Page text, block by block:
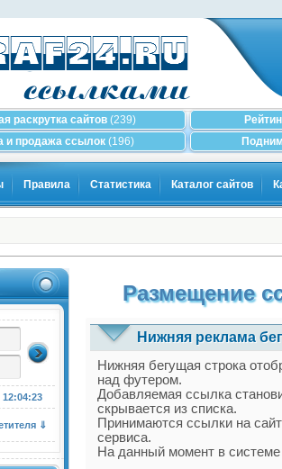
раскрутка сайтов (239)
и продажа ссылок (196)
Правила Статистика Каталог сайтов
12:04:23
⇓
Размещение
Нижняя реклама
Нижняя бегущая строка
над футером.
Добавляемая ссылка
скрывается из списка.
Принимаются ссылки на
сервиса.
На данный момент в